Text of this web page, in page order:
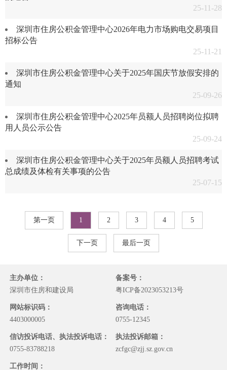
25-11-28
深圳市住房公积金管理中心2026年电力市场购电交易项目
招标公告
25-11-21
深圳市住房公积金管理中心关于2025年国庆节放假安排的
通知
25-09-26
深圳市住房公积金管理中心2025年员额人员招聘岗位拟聘
用人员公示公告
25-09-24
深圳市住房公积金管理中心关于2025年员额人员招聘考试
总成绩及体检有关事项的公告
25-07-15
第一页 1 2 3 4 5
下一页 最后一页
主办单位：
深圳市住房和建设局
备案号：
粤ICP备2023053213号
网站标识码：
4403000005
咨询电话：
0755-12345
信访投诉电话、执法投诉电话：
0755-83788218
执法投诉邮箱：
zcfgc@zjj.sz.gov.cn
工作时间：